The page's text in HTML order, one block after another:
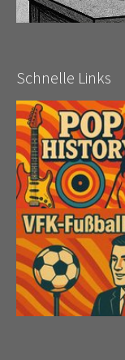
Schnelle Links